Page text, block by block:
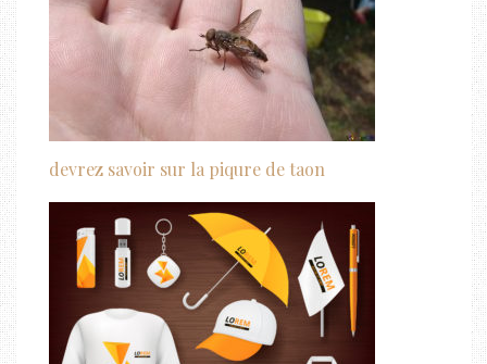
devrez savoir sur la piqure de taon